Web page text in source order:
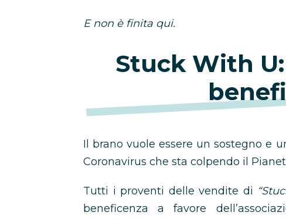
E non è finita qui.
Stuck With
Il brano vuole essere un sostegno e
Coronavirus che sta colpendo il
Tutti i proventi delle vendite di
beneficenza a favore